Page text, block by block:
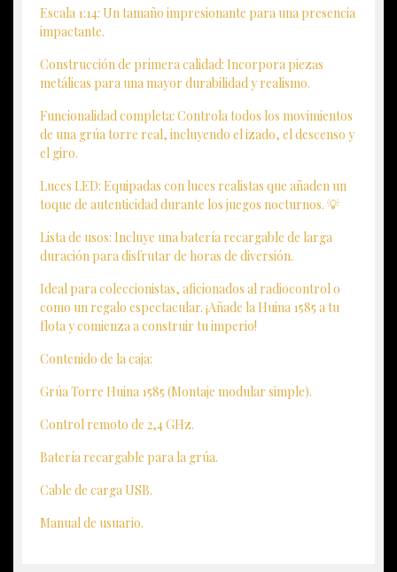
Escala 1:14: Un tamaño impresionante para una presencia
impactante.
Construcción de primera calidad: Incorpora piezas
metálicas para una mayor durabilidad y realismo.
Funcionalidad completa: Controla todos los movimientos
de una grúa torre real, incluyendo el izado, el descenso y
el giro.
Luces LED: Equipadas con luces realistas que añaden un
toque de autenticidad durante los juegos nocturnos. 💡
Lista de usos: Incluye una batería recargable de larga
duración para disfrutar de horas de diversión.
Ideal para coleccionistas, aficionados al radiocontrol o
como un regalo espectacular. ¡Añade la Huina 1585 a tu
flota y comienza a construir tu imperio!
Contenido de la caja:
Grúa Torre Huina 1585 (Montaje modular simple).
Control remoto de 2,4 GHz.
Batería recargable para la grúa.
Cable de carga USB.
Manual de usuario.